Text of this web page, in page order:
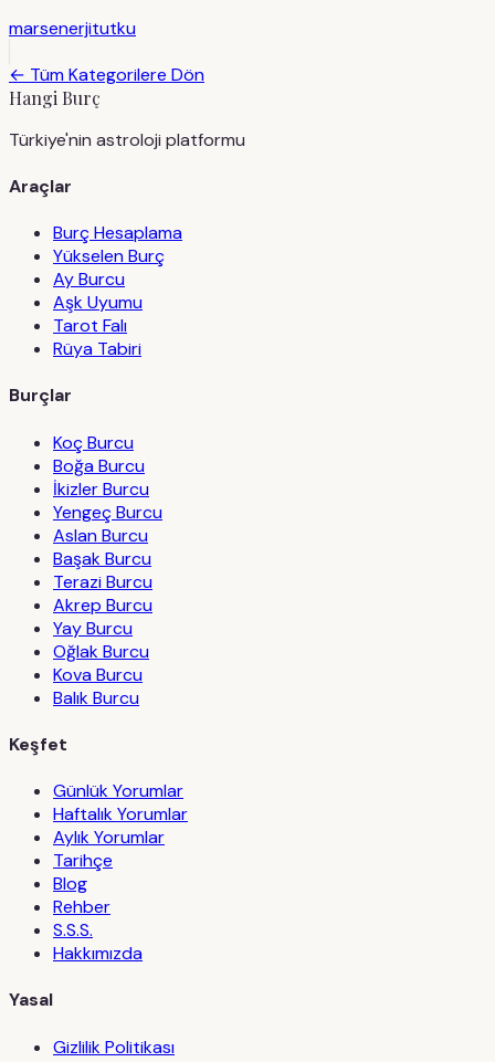
marsenerjitutku
← Tüm Kategorilere Dön
Hangi Burç
Türkiye'nin astroloji platformu
Araçlar
Burç Hesaplama
Yükselen Burç
Ay Burcu
Aşk Uyumu
Tarot Falı
Rüya Tabiri
Burçlar
Koç Burcu
Boğa Burcu
İkizler Burcu
Yengeç Burcu
Aslan Burcu
Başak Burcu
Terazi Burcu
Akrep Burcu
Yay Burcu
Oğlak Burcu
Kova Burcu
Balık Burcu
Keşfet
Günlük Yorumlar
Haftalık Yorumlar
Aylık Yorumlar
Tarihçe
Blog
Rehber
S.S.S.
Hakkımızda
Yasal
Gizlilik Politikası